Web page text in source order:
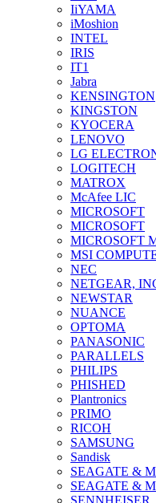
IiYAMA
iMoshion
INTEL
IRIS
IT1
Jabra
KENSINGTON
KINGSTON
KYOCERA
LENOVO
LG
LOGITECH
MATROX
McAfee LIC
MICROSOFT
MICROSOFT
MICROSOFT
MSI
NEC
NETGEAR,
NEWSTAR
NUANCE
OPTOMA
PANASONIC
PARALLELS
PHILIPS
PHISHED
Plantronics
PRIMO
RICOH
SAMSUNG
Sandisk
SEAGATE &
SEAGATE &
SENNHEISER